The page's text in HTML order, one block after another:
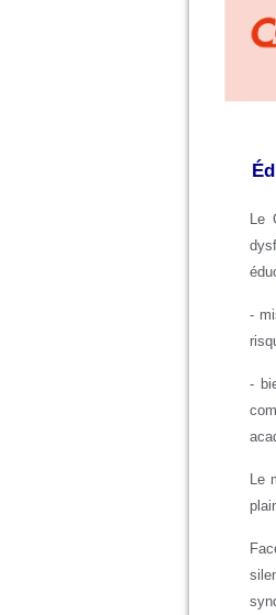
Le
-
-
Le